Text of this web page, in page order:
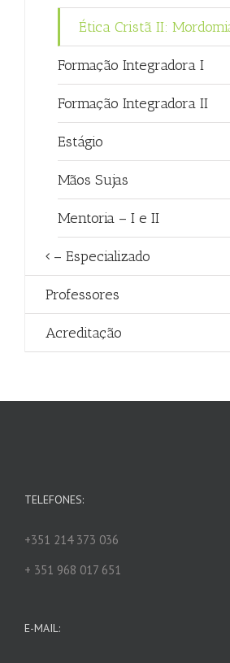
Ética Cristã II:
Formação Integradora I
Formação Integradora II
Estágio
Mãos Sujas
Mentoria – I e II
– Especializado
Professores
Acreditação
TELEFONES:
+351 214 373 036
+ 351 968 017 651
E-MAIL: